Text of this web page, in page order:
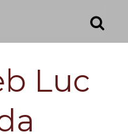
Luc